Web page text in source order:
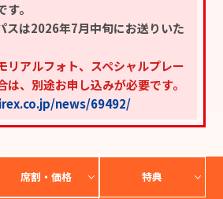
。
スは2026年7月中旬にお送りいた
アルフォト、スペシャルプレー
は、別途お申し込みが必要です。
news/69492/
席割・価格 特典